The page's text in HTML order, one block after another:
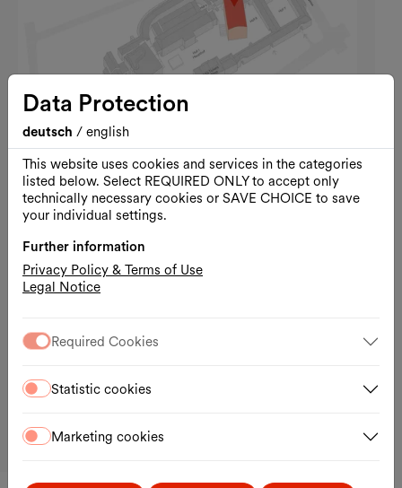
Opening hours
Tuesday to Sunday and on public holidays: 10:00 –
18:00
Contact
Museumsplatz 1
T.+43-1-525 00-0
info@mumok.at
Your visit
Google Maps
Data Protection
deutsch / english
This website uses cookies and services in the categories
listed below. Select REQUIRED ONLY to accept only
technically necessary cookies or SAVE CHOICE to save
your individual settings.
Further information
Privacy Policy & Terms of Use
Legal Notice
Required Cookies
Statistic cookies
Marketing cookies